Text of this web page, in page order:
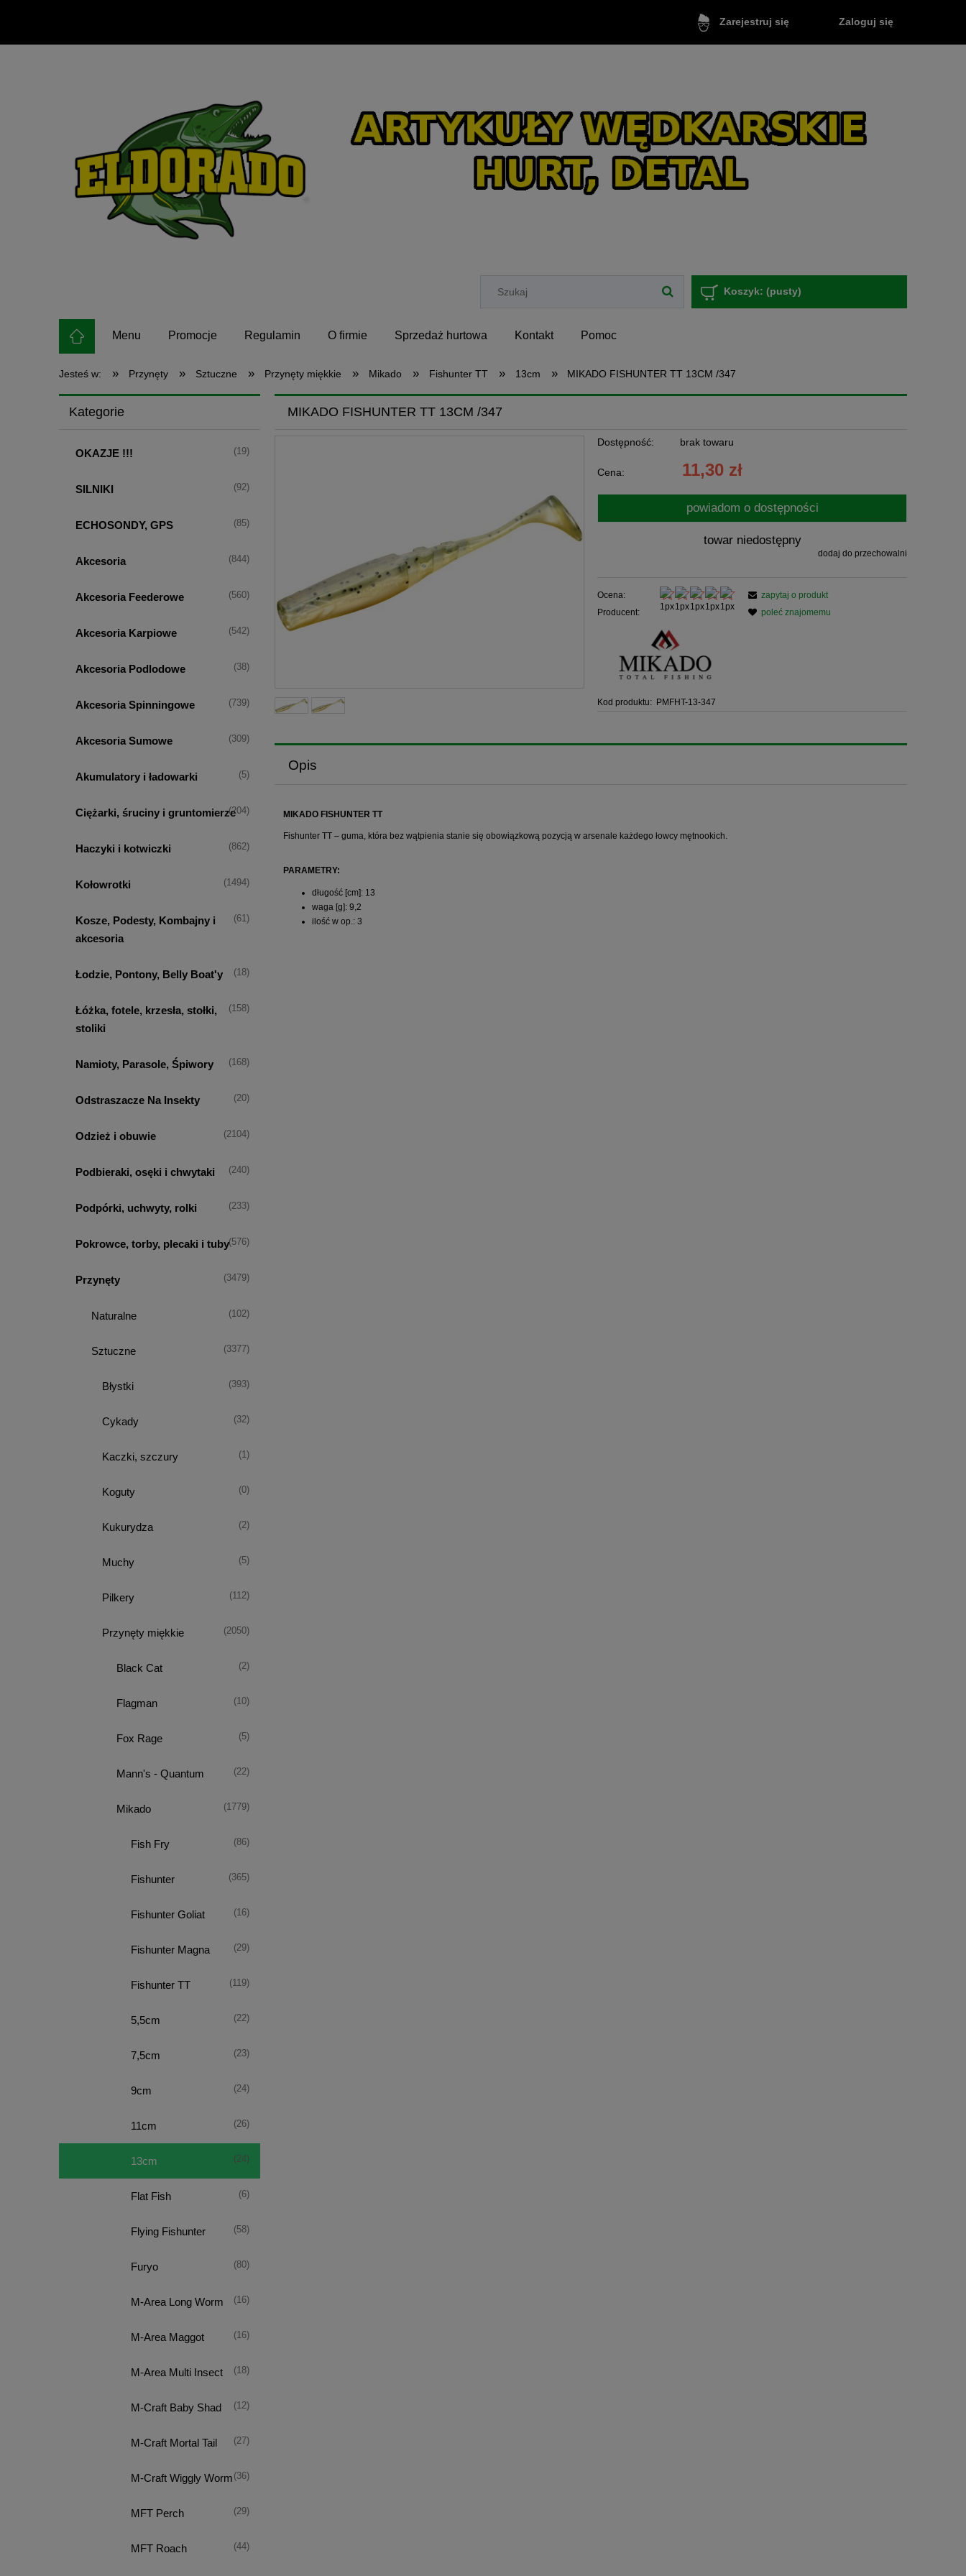
Zarejestruj się Zaloguj się
Koszyk: (pusty)
Menu Promocje Regulamin O firmie Sprzedaż hurtowa Kontakt Pomoc
Jesteś w: » Przynęty » Sztuczne » Przynęty miękkie » Mikado » Fishunter TT » 13cm » MIKADO FISHUNTER TT 13CM /347
Kategorie
OKAZJE !!! (19)
SILNIKI (92)
ECHOSONDY, GPS (85)
Akcesoria (844)
Akcesoria Feederowe (560)
Akcesoria Karpiowe (542)
Akcesoria Podlodowe (38)
Akcesoria Spinningowe (739)
Akcesoria Sumowe (309)
Akumulatory i ładowarki (5)
Ciężarki, śruciny i gruntomierze(204)
Haczyki i kotwiczki (862)
Kołowrotki (1494)
Kosze, Podesty, Kombajny i
akcesoria
(61)
Łodzie, Pontony, Belly Boat'y (18)
Łóżka, fotele, krzesła, stołki,
stoliki
(158)
Namioty, Parasole, Śpiwory (168)
Odstraszacze Na Insekty (20)
Odzież i obuwie (2104)
Podbieraki, osęki i chwytaki (240)
Podpórki, uchwyty, rolki (233)
Pokrowce, torby, plecaki i tuby(576)
Przynęty (3479)
Naturalne (102)
Sztuczne (3377)
Błystki (393)
Cykady (32)
Kaczki, szczury (1)
Koguty (0)
Kukurydza (2)
Muchy (5)
Pilkery (112)
Przynęty miękkie (2050)
Black Cat (2)
Flagman (10)
Fox Rage (5)
Mann's - Quantum (22)
Mikado (1779)
Fish Fry (86)
Fishunter (365)
Fishunter Goliat (16)
Fishunter Magna (29)
Fishunter TT (119)
5,5cm (22)
7,5cm (23)
9cm (24)
11cm (26)
13cm (24)
Flat Fish (6)
Flying Fishunter (58)
Furyo (80)
M-Area Long Worm (16)
M-Area Maggot (16)
M-Area Multi Insect (18)
M-Craft Baby Shad (12)
M-Craft Mortal Tail (27)
M-Craft Wiggly Worm (36)
MFT Perch (29)
MFT Roach (44)
MIKADO FISHUNTER TT 13CM /347
Dostępność: brak towaru
Cena: 11,30 zł
powiadom o dostępności
towar niedostępny
dodaj do przechowalni
Ocena:
Producent:
Kod produktu: PMFHT-13-347
zapytaj o produkt
poleć znajomemu
Opis
MIKADO FISHUNTER TT
Fishunter TT – guma, która bez wątpienia stanie się obowiązkową pozycją w arsenale każdego łowcy mętnookich.
PARAMETRY:
długość [cm]: 13
waga [g]: 9,2
ilość w op.: 3